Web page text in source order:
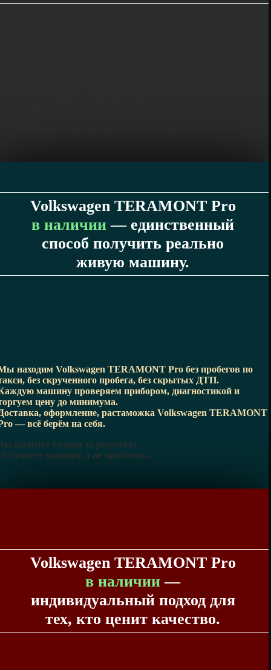
Volkswagen TERAMONT Pro
в наличии — единственный
способ получить реально
живую машину.
находим Volkswagen TERAMONT Pro без пробегов по
без скрученного пробега, без скрытых ДТП.
машину проверяем прибором, диагностикой и
цену до минимума.
оформление, растаможка Volkswagen TERAMONT
— всё берём на себя.
платите только за результат.
машину, а не проблемы.
Volkswagen TERAMONT Pro
в наличии —
индивидуальный подход для
тех, кто ценит качество.